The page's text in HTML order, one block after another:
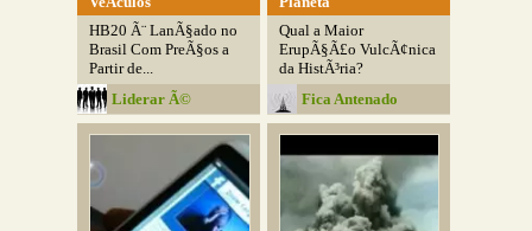
HB20 Ã¨ LanÃ§ado no
Brasil Com PreÃ§os a
Partir de...
Liderar Ã©
Influenciar
Qual a Maior
ErupÃ§Ã£o VulcÃ¢nica
da HistÃ³ria?
Fica Antenado